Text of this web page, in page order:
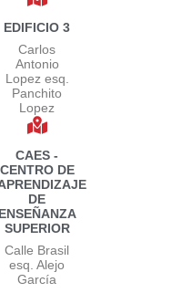
EDIFICIO 3
Carlos
Antonio
Lopez esq.
Panchito
Lopez
CAES -
CENTRO DE
DE
ENSEÑANZA
SUPERIOR
Calle Brasil
esq. Alejo
García